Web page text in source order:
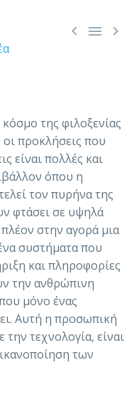
  
της φιλοξενίας
οι προκλήσεις που
είναι πολλές και
όπου η
τον πυρήνα της
φτάσει σε υψηλά
στην αγορά μια
συστήματα που
και πληροφορίες
την ανθρώπινη
μόνο ένας
Αυτή η προσωπική
τεχνολογία, είναι
των